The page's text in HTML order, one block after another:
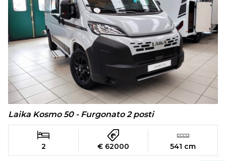
Laika Kosmo 50 - Furgonato 2 posti
2 € 62000 541 cm